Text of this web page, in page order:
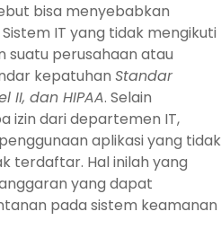
bisa menyebabkan
IT yang tidak mengikuti
suatu perusahaan atau
kepatuhan Standar
II, dan HIPAA. Selain
izin dari departemen IT,
aplikasi yang tidak
terdaftar. Hal inilah yang
yang dapat
pada sistem keamanan